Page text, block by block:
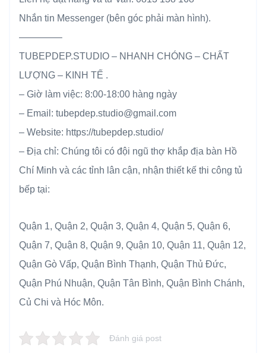
Nhắn tin Messenger (bên góc phải màn hình).
————–
TUBEPDEP.STUDIO – NHANH CHÓNG – CHẤT
LƯỢNG – KINH TẾ .
– Giờ làm việc: 8:00-18:00 hàng ngày
– Email: tubepdep.studio@gmail.com
– Website: https://tubepdep.studio/
– Địa chỉ: Chúng tôi có đội ngũ thợ khắp địa bàn Hồ
Chí Minh và các tỉnh lân cận, nhận thiết kế thi công tủ
bếp tại:
Quận 1, Quận 2, Quận 3, Quận 4, Quận 5, Quận 6,
Quận 7, Quận 8, Quận 9, Quận 10, Quận 11, Quận 12,
Quận Gò Vấp, Quận Bình Thạnh, Quận Thủ Đức,
Quận Phú Nhuận, Quận Tân Bình, Quận Bình Chánh,
Củ Chi và Hóc Môn.
Đánh giá post